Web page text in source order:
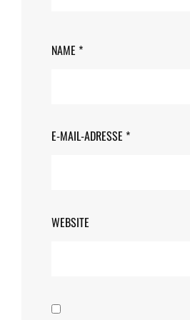
NAME *
E-MAIL-ADRESSE *
WEBSITE